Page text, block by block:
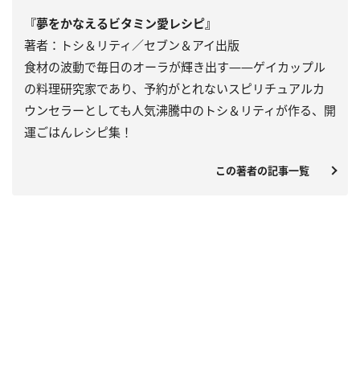
『夢をかなえるビタミン愛レシピ』
著者：トシ＆リティ／セブン＆アイ出版
食材の波動で毎日のオーラが輝き出す――ゲイカップル
の料理研究家であり、予約がとれないスピリチュアルカ
ウンセラーとしても人気沸騰中のトシ＆リティが作る、開
運ごはんレシピ集！
この著者の記事一覧